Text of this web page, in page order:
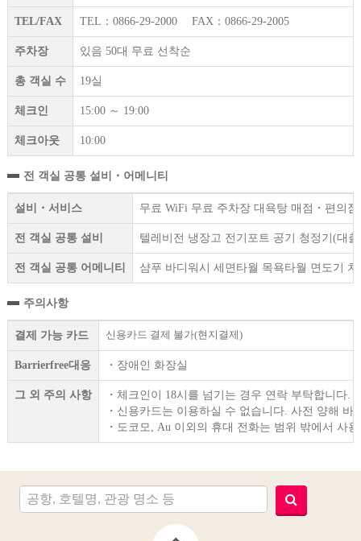
TEL/FAX TEL：0866-29-2000 FAX：0866-29-2005
주차장 있음 50대 무료 선착순
총 객실 수 19실
체크인 15:00 ～ 19:00
체크아웃 10:00
전 객실 공통 설비・어메니티
설비・서비스 무료 WiFi 무료 주차장 대욕탕 매점・편의
전 객실 공통 설비 텔레비전 냉장고 전기포트 공기 청정기(대
전 객실 공통 어메니티 샴푸 바디워시 세면타월 목욕타월 면도기
주의사항
결제 가능 카드 신용카드 결제 불가(현지결제)
Barrierfree대응 ・장애인 화장실
그 외 주의 사항
・체크인이 18시를 넘기는 경우 연락 부탁합니다.
・신용카드는 이용하실 수 없습니다. 사전 양해 바
・도코모, Au 이외의 휴대 전화는 범위 밖에서 사